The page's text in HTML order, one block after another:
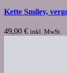
Kette Smiley,
49,00 € inkl. MwSt.